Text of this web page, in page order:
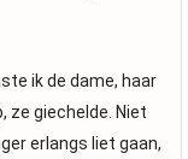
ik de dame, haar
ze giechelde. Niet
erlangs liet gaan,